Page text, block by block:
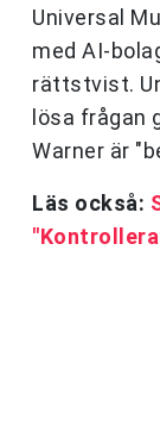
Universal
med AI-
rättstvist.
lösa frågan
Warner är
Läs också: